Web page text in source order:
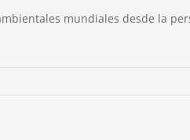
mundiales desde la